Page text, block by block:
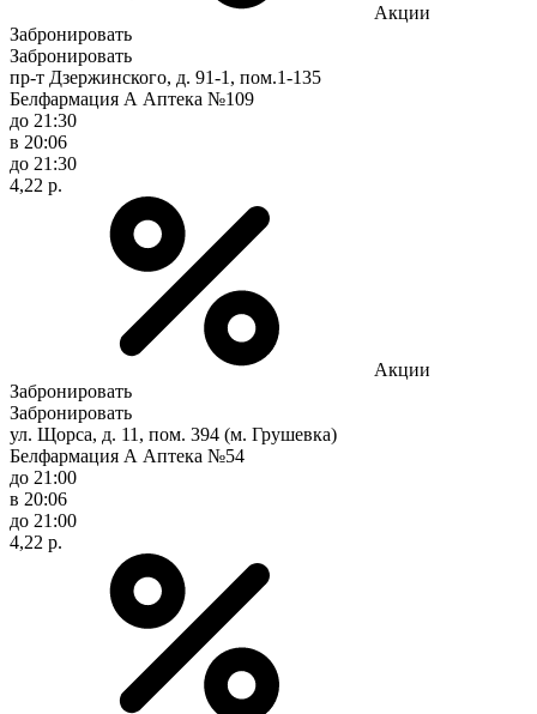
Акции
Забронировать
Забронировать
пр-т Дзержинского, д. 91-1, пом.1-135
Белфармация А Аптека №109
до 21:30
в 20:06
до 21:30
4,22 р.
Акции
Забронировать
Забронировать
ул. Щорса, д. 11, пом. 394 (м. Грушевка)
Белфармация А Аптека №54
до 21:00
в 20:06
до 21:00
4,22 р.